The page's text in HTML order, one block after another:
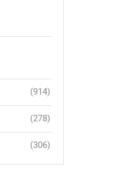
(914)
(278)
(306)